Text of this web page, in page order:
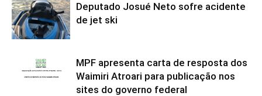
Deputado Josué Neto sofre acidente
de jet ski
MPF apresenta carta de resposta dos
Waimiri Atroari para publicação nos
sites do governo federal